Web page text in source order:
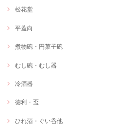
松花堂
平蓋向
煮物碗・円菓子碗
むし碗・むし器
冷酒器
徳利・盃
ひれ酒・ぐい呑他